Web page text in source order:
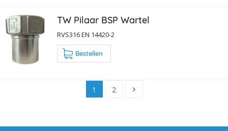
TW Pilaar BSP Wartel
RVS316 EN 14420-2
Bestellen
1 2